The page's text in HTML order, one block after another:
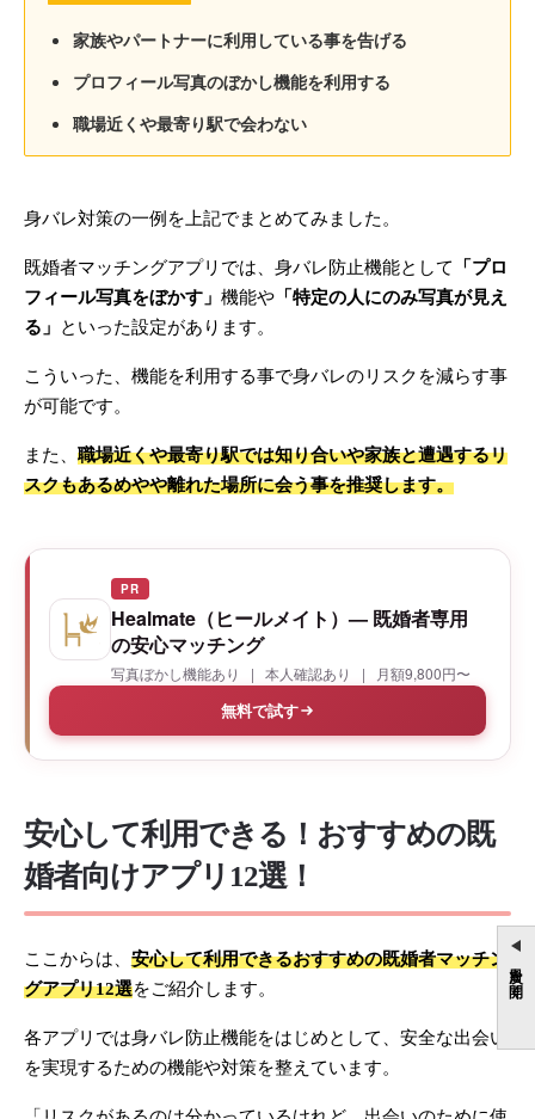
目次を開く
家族やパートナーに利用している事を告げる
プロフィール写真のぼかし機能を利用する
職場近くや最寄り駅で会わない
身バレ対策の一例を上記でまとめてみました。
既婚者マッチングアプリでは、身バレ防止機能として
「プロ
フィール写真をぼかす」 機能や 「特定の人にのみ写真が見え
る」
といった設定があります。
こういった、機能を利用する事で身バレのリスクを減らす事
が可能です。
また、 職場近くや最寄り駅では知り合いや家族と遭遇するリ
スクもあるめやや離れた場所に会う事を推奨します。
PR
Healmate（ヒールメイト）— 既婚者専用
の安心マッチング
写真ぼかし機能あり | 本人確認あり | 月額9,800円〜
無料で試す
安心して利用できる！おすすめの既
婚者向けアプリ12選！
ここからは、 安心して利用できるおすすめの既婚者マッチン
グアプリ12選をご紹介します。
各アプリでは身バレ防止機能をはじめとして、安全な出会い
を実現するための機能や対策を整えています。